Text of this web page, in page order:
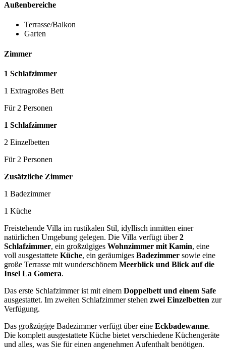
Außenbereiche
Terrasse/Balkon
Garten
Zimmer
1 Schlafzimmer
1 Extragroßes Bett
Für 2 Personen
1 Schlafzimmer
2 Einzelbetten
Für 2 Personen
Zusätzliche Zimmer
1 Badezimmer
1 Küche
Freistehende Villa im rustikalen Stil, idyllisch inmitten einer
natürlichen Umgebung gelegen. Die Villa verfügt über2
Schlafzimmer, ein großzügiges Wohnzimmer mit Kamin, eine
voll ausgestattete Küche, ein geräumiges Badezimmer sowie eine
große Terrasse mit wunderschönem Meerblick und Blick auf die
Insel La Gomera.
Das erste Schlafzimmer ist mit einem Doppelbett und einem Safe
ausgestattet. Im zweiten Schlafzimmer stehen zwei Einzelbetten zur
Verfügung.
Das großzügige Badezimmer verfügt über eine Eckbadewanne.
Die komplett ausgestattete Küche bietet verschiedene Küchengeräte
und alles, was Sie für einen angenehmen Aufenthalt benötigen.